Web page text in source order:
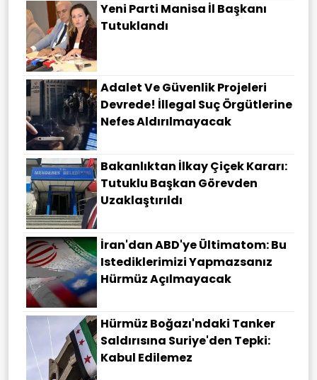
Yeni Parti Manisa İl Başkanı
Tutuklandı
Adalet Ve Güvenlik Projeleri
Devrede! İllegal Suç Örgütlerine
Nefes Aldırılmayacak
Bakanlıktan İlkay Çiçek Kararı:
Tutuklu Başkan Görevden
Uzaklaştırıldı
İran'dan ABD'ye Ültimatom: Bu
Istediklerimizi Yapmazsanız
Hürmüz Açılmayacak
Hürmüz Boğazı'ndaki Tanker
Saldırısına Suriye'den Tepki:
Kabul Edilemez